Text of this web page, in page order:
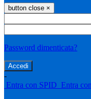
button close ×
Password dimenticata?
-
Entra con SPID Entra